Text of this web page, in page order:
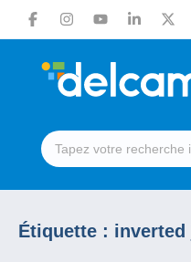
Étiquette : inverted